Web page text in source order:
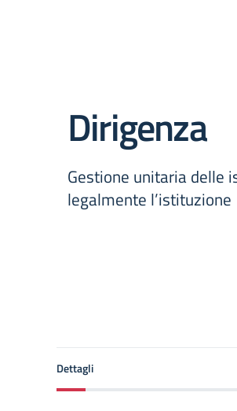
Dirigenza
Gestione unitaria delle
legalmente l’istituzione
Dettagli